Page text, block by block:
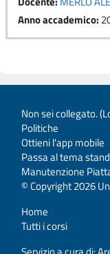
Anno accademico:
Non sei collegato. (
Politiche
Ottieni l'app mobile
Passa al tema
Manutenzione
© Copyright 2026
Home
Tutti i corsi